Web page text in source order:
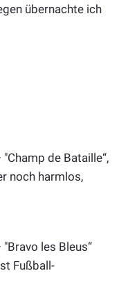
übernachte ich
de Bataille“,
noch harmlos,
les Bleus“
Fußball-